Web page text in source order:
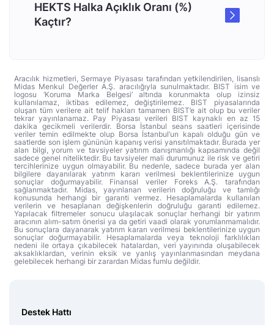
HEKTS Halka Açıklık Oranı (%)
Kaçtır?
Aracılık hizmetleri, Sermaye Piyasası tarafından yetkilendirilen, lisanslı
Midas Menkul Değerler A.Ş. aracılığıyla sunulmaktadır. BIST isim ve
logosu ‘Koruma Marka Belgesi’ altında korunmakta olup izinsiz
kullanılamaz, iktibas edilemez, değiştirilemez. BIST piyasalarında
oluşan tüm verilere ait telif hakları tamamen BIST’e ait olup bu veriler
tekrar yayınlanamaz. Pay Piyasası verileri BIST kaynaklı en az 15
dakika gecikmeli verilerdir. Borsa İstanbul seans saatleri içerisinde
veriler temin edilmekte olup Borsa İstanbul’un kapalı olduğu gün ve
saatlerde son işlem gününün kapanış verisi yansıtılmaktadır. Burada yer
alan bilgi, yorum ve tavsiyeler yatırım danışmanlığı kapsamında değil
sadece genel niteliktedir. Bu tavsiyeler mali durumunuz ile risk ve getiri
tercihlerinize uygun olmayabilir. Bu nedenle, sadece burada yer alan
bilgilere dayanılarak yatırım kararı verilmesi beklentilerinize uygun
sonuçlar doğurmayabilir. Finansal veriler Foreks A.Ş. tarafından
sağlanmaktadır. Midas, yayınlanan verilerin doğruluğu ve tamlığı
konusunda herhangi bir garanti vermez. Hesaplamalarda kullanılan
verilerin ve hesaplanan değişkenlerin doğruluğu garanti edilemez.
Yapılacak filtremeler sonucu ulaşılacak sonuçlar herhangi bir yatırım
aracının alım-satım önerisi ya da getiri vaadi olarak yorumlanmamalıdır.
Bu sonuçlara dayanarak yatırım kararı verilmesi beklentilerinize uygun
sonuçlar doğurmayabilir. Hesaplamalarda veya teknoloji farklılıkları
nedeni ile ortaya çıkabilecek hatalardan, veri yayınında oluşabilecek
aksaklıklardan, verinin eksik ve yanlış yayınlanmasından meydana
gelebilecek herhangi bir zarardan Midas fumlu değildir.
Destek Hattı